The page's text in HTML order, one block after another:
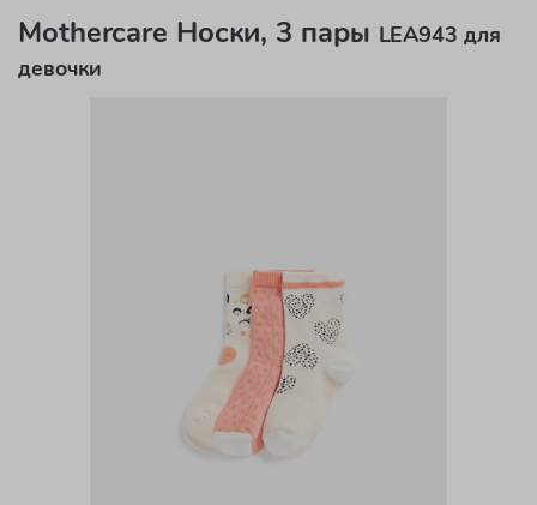
Mothercare Носки, 3 пары LEA943 для
девочки